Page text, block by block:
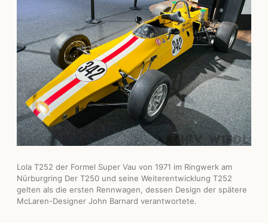
Lola T252 der Formel Super Vau von 1971 im Ringwerk am
Nürburgring Der T250 und seine Weiterentwicklung T252
gelten als die ersten Rennwagen, dessen Design der spätere
McLaren-Designer John Barnard verantwortete.